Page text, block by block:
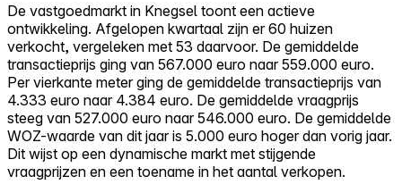
Alles-in-één
Reviews
Prijzen
Log in
Probeer Walter gratis
De vastgoedmarkt in Knegsel toont een actieve
ontwikkeling. Afgelopen kwartaal zijn er 60 huizen
verkocht, vergeleken met 53 daarvoor. De gemiddelde
transactieprijs ging van 567.000 euro naar 559.000 euro.
Per vierkante meter ging de gemiddelde transactieprijs van
4.333 euro naar 4.384 euro. De gemiddelde vraagprijs
steeg van 527.000 euro naar 546.000 euro. De gemiddelde
WOZ-waarde van dit jaar is 5.000 euro hoger dan vorig jaar.
Dit wijst op een dynamische markt met stijgende
vraagprijzen en een toename in het aantal verkopen.